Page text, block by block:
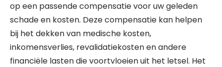
op een passende compensatie voor uw geleden
schade en kosten. Deze compensatie kan helpen
bij het dekken van medische kosten,
inkomensverlies, revalidatiekosten en andere
financiële lasten die voortvloeien uit het letsel. Het